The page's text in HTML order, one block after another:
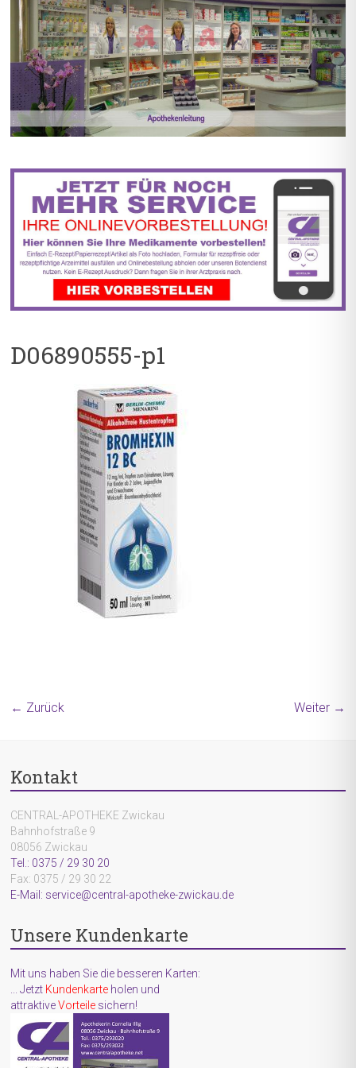
BIS ZU 55% RABATT AUF
REZEPTFREIE MEDIKAMENTE
5% TREUEBONUS MIT
KUNDENKARTE
D06890555-p1
← Zurück Weiter →
Kontakt
CENTRAL-APOTHEKE Zwickau
Bahnhofstraße 9
08056 Zwickau
Tel.: 0375 / 29 30 20
Fax: 0375 / 29 30 22
E-Mail: service@central-apotheke-zwickau.de
Unsere Kundenkarte
Mit uns haben Sie die besseren Karten:
... Jetzt Kundenkarte holen und
attraktiveVorteile sichern!